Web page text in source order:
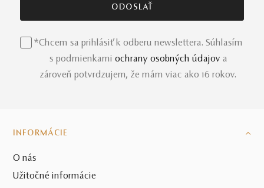
*Chcem sa prihlásiť k odberu newslettera. Súhlasím
s podmienkami ochrany osobných údajov a
zároveň potvrdzujem, že mám viac ako 16 rokov.
INFORMÁCIE
O nás
Užitočné informácie